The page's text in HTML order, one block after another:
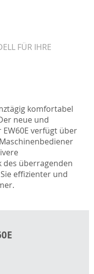
FÜR IHRE
komfortabel
neue und
verfügt über
des überragenden
effizienter und